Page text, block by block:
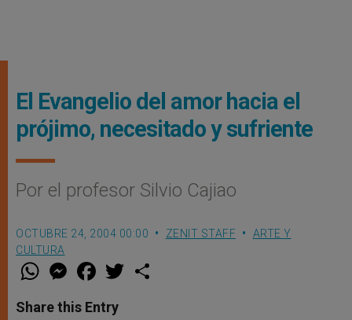
El Evangelio del amor hacia el
prójimo, necesitado y sufriente
Por el profesor Silvio Cajiao
OCTUBRE 24, 2004 00:00 ZENIT STAFF
ARTE Y
CULTURA
W
t
s
M
e
s
e
F
a
e
b
w
Share this Entry